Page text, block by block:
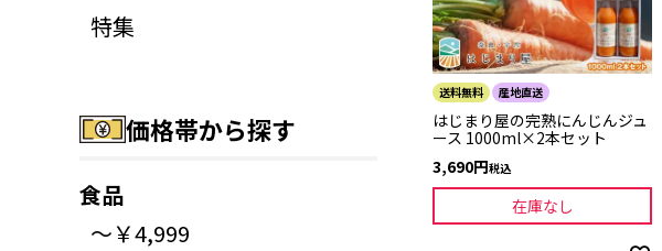
特集
価格帯から探す
食品
～￥4,999
送料無料 産地直送
はじまり屋の完熟にんじんジュ
ース 1000ml×2本セット
3,690
税込
在庫なし